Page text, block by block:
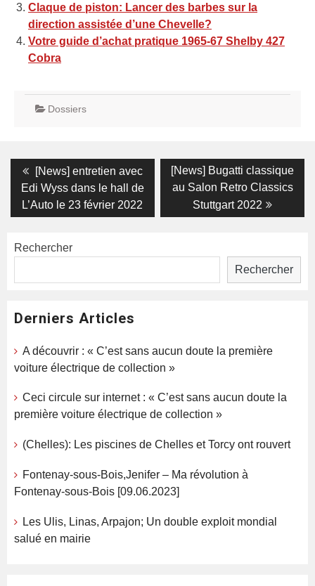
Claque de piston: Lancer des barbes sur la
direction assistée d’une Chevelle?
Votre guide d’achat pratique 1965-67 Shelby 427
Cobra
Dossiers
Navigation
de
l’article
Previous
post:
[News] entretien avec
Edi Wyss dans le hall de
L’Auto le 23 février 2022
Next
post:
[News] Bugatti classique
au Salon Retro Classics
Stuttgart 2022
Rechercher
Rechercher
Derniers Articles
A découvrir : « C’est sans aucun doute la première
voiture électrique de collection »
Ceci circule sur internet : « C’est sans aucun doute la
première voiture électrique de collection »
(Chelles): Les piscines de Chelles et Torcy ont rouvert
Fontenay-sous-Bois,Jenifer – Ma révolution à
Fontenay-sous-Bois [09.06.2023]
Les Ulis, Linas, Arpajon; Un double exploit mondial
salué en mairie